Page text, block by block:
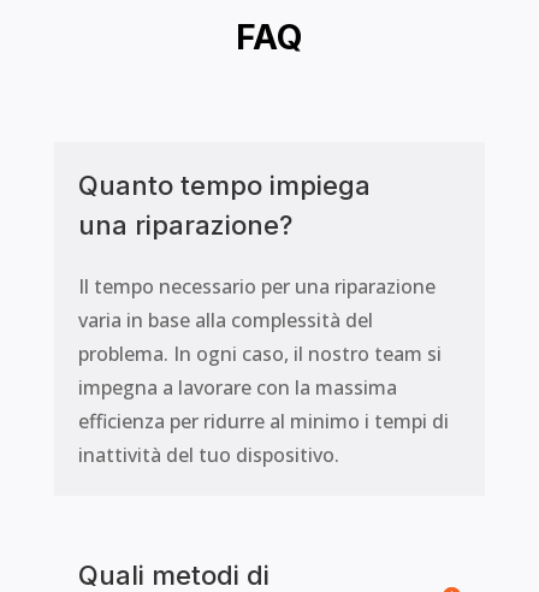
FAQ
Quanto tempo impiega
una riparazione?
Il tempo necessario per una riparazione
varia in base alla complessità del
problema. In ogni caso, il nostro team si
impegna a lavorare con la massima
efficienza per ridurre al minimo i tempi di
inattività del tuo dispositivo.
Quali metodi di